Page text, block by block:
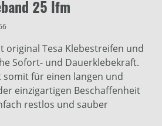
25 lfm
original Tesa Klebestreifen und
Sofort- und Dauerklebekraft.
somit für einen langen und
einzigartigen Beschaffenheit
restlos und sauber